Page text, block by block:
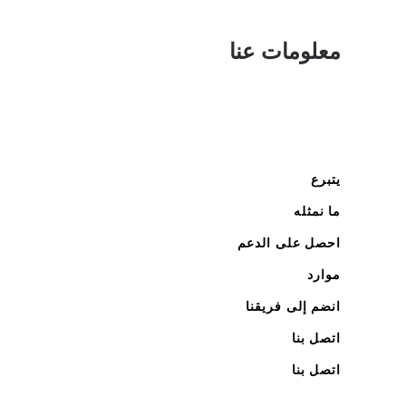
معلومات عنا
يتبرع
ما نمثله
احصل على الدعم
موارد
انضم إلى فريقنا
اتصل بنا
اتصل بنا